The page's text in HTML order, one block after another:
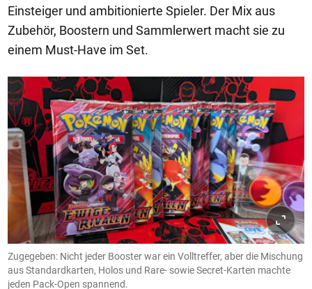
Einsteiger und ambitionierte Spieler. Der Mix aus
Zubehör, Boostern und Sammlerwert macht sie zu
einem Must-Have im Set.
Zugegeben: Nicht jeder Booster war ein Volltreffer, aber die Mischung
aus Standardkarten, Holos und Rare- sowie Secret-Karten machte
jeden Pack-Open spannend.